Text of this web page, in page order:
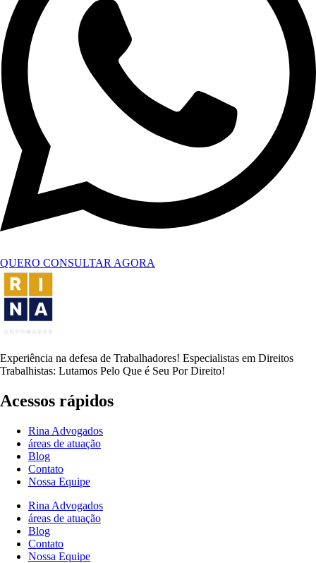
QUERO CONSULTAR AGORA
Experiência na defesa de Trabalhadores! Especialistas em Direitos
Trabalhistas: Lutamos Pelo Que é Seu Por Direito!
Acessos rápidos
Rina Advogados
áreas de atuação
Blog
Contato
Nossa Equipe
Rina Advogados
áreas de atuação
Blog
Contato
Nossa Equipe